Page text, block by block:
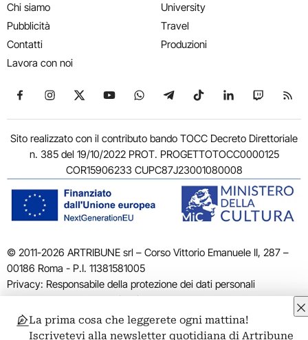
Chi siamo
Pubblicità
Contatti
Lavora con noi
University
Travel
Produzioni
Seguici su Facebook
Seguici su Instagram
Seguici su X
Seguici su YouTube
Seguici su WhatsApp
Seguici su Telegram
Seguici su TikTok
Seguici su
Seguici
Sito realizzato con il contributo bando TOCC Decreto Direttoriale
n. 385 del 19/10/2022 PROT. PROGETTOTOCC0000125
COR15906233 CUPC87J23001080008
© 2011-2026 ARTRIBUNE srl – Corso Vittorio Emanuele II, 287 –
00186 Roma - P.I. 11381581005
Privacy: Responsabile della protezione dei dati personali
ARTRIBUNE srl – Corso Vittorio Emanuele II, 287 – 00186 Roma
Termini e condizioniPrivacy PolicyCookie PolicyCredits
La prima cosa che leggerete ogni mattina!
Iscrivetevi alla newsletter quotidiana di Artribune